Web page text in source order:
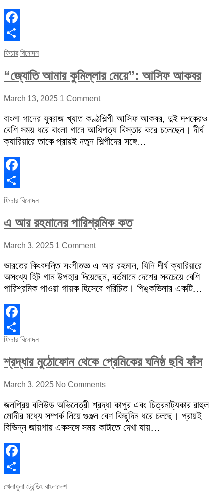
Facebook
Share
ফিচার বিনোদন
“জ্যোতি আমার কুমিল্লার মেয়ে”: আসিফ আকবর
March 13, 2025 1 Comment
বাংলা গানের যুবরাজ খ্যাত কণ্ঠশিল্পী আসিফ আকবর, দুই দশকেরও
বেশি সময় ধরে বাংলা গানে আধিপত্য বিস্তার করে চলেছেন। দীর্ঘ
ক্যারিয়ারে তাকে প্রায়ই নতুন শিল্পীদের সঙ্গে…
Facebook
Share
ফিচার বিনোদন
এ আর রহমানের পারিশ্রমিক কত
March 3, 2025 1 Comment
ভারতের কিংবদন্তি সংগীতজ্ঞ এ আর রহমান, যিনি দীর্ঘ ক্যারিয়ারে
অসংখ্য হিট গান উপহার দিয়েছেন, বর্তমানে দেশের সবচেয়ে বেশি
পারিশ্রমিক পাওয়া গায়ক হিসেবে পরিচিত। পিঙ্কভিলার একটি…
Facebook
Share
ফিচার বিনোদন
শ্রদ্ধার মুঠোফোন থেকে প্রেমিকের ঘনিষ্ঠ ছবি ফাঁস
March 3, 2025 No Comments
জনপ্রিয় বলিউড অভিনেত্রী শ্রদ্ধা কাপুর এবং চিত্রনাট্যকার রাহুল
মোদীর মধ্যে সম্পর্ক নিয়ে গুঞ্জন বেশ কিছুদিন ধরে চলছে। প্রায়ই
বিভিন্ন জায়গায় একসঙ্গে সময় কাটাতে দেখা যায়…
Facebook
Share
খেলাধুলা ট্রেন্ডিং বাংলাদেশ